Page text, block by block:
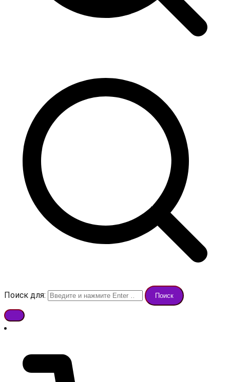
Поиск для: